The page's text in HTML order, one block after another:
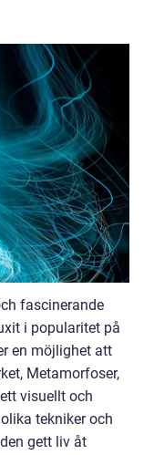
fascinerande
i popularitet på
en möjlighet att
Metamorfoser,
visuellt och
tekniker och
gett liv åt